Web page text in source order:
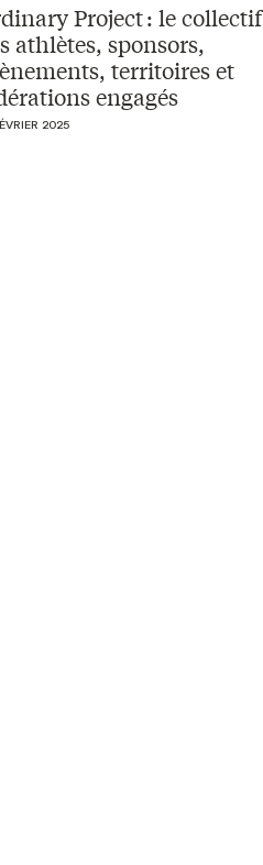
Project : le collectif
athlètes, sponsors,
territoires et
engagés
2025